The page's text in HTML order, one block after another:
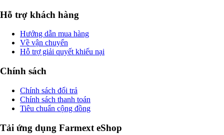
Hỗ trợ khách hàng
Hướng dẫn mua hàng
Về vận chuyển
Hỗ trợ giải quyết khiếu nại
Chính sách
Chính sách đổi trả
Chính sách thanh toán
Tiêu chuẩn cộng đồng
Tải ứng dụng Farmext eShop